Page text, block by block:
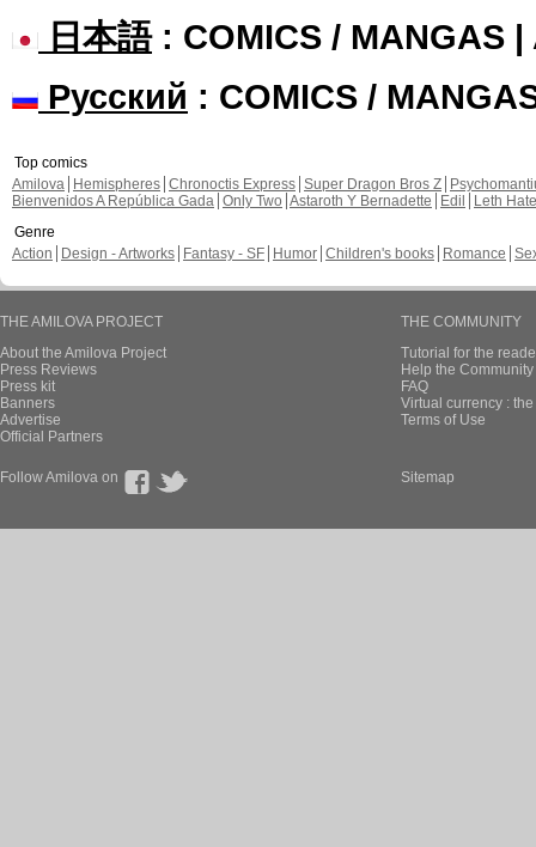
日本語: COMICS / MANGAS |
Русский : COMICS /
Top comics
Amilova
Hemispheres Chronoctis Express Super Dragon Bros Z
Bienvenidos A República Gada Only Two Astaroth Y Bernadette Edil
Leth Hate
Genre
Action
Design - Artworks Fantasy - SF Humor Children's books Romance
THE AMILOVA PROJECT
About the Amilova Project
Press Reviews
Press kit
Banners
Advertise
Official Partners
THE COMMUNITY
Tutorial for the
Help the
FAQ
Virtual currency :
Terms of Use
Follow Amilova on Sitemap